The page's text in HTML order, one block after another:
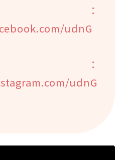
：
udnG
：
udnG